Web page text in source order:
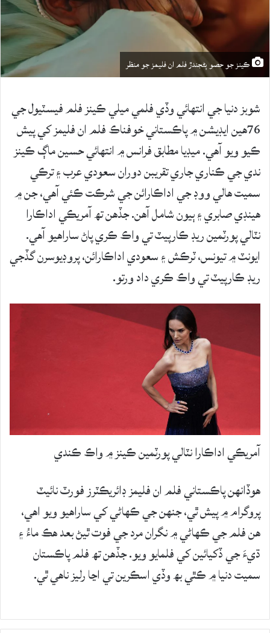
ڪينز جو حصو ٻڻجندڙ فلم ان فليمز جو منظر
شوبز دنيا جي انتهائي وڏي فلمي ميلي ڪينز فلم فيسٽيول جي
76هين ايڊيشن ۾ پاڪستاني خوفناڪ فلم ان فليمز کي پيش
ڪيو ويو آهي. ميڊيا مطابق فرانس ۾ انتهائي حسين ماڳ ڪينز
ندي جي ڪناري جاري تقريبن دوران سعودي عرب ۽ ترڪي
سميت هالي ووڊ جي اداڪارائن جي شرڪت ڪئي آهي، جن ۾
هينڊي صابري ۽ ٻيون شامل آهن. جڏهن تھ آمريڪي اداڪارا
نٽالي پورٽمين ريڊ ڪارپيٽ تي واڪ ڪري پاڻ ساراهيو آهي.
ايونٽ ۾ تيونس، ٽرڪش ۽ سعودي اداڪارائن، پروڊيوسرن گڏجي
ريڊ ڪارپيٽ تي واڪ ڪري داد ورتو.
آمريڪي اداڪارا نٽالي پورٽمين ڪينز ۾ واڪ ڪندي
هوڏانهن پاڪستاني فلم ان فليمز ڊائريڪٽرز فورٽ نائيٽ
پروگرام ۾ پيش ٿي، جنهن جي ڪهاڻي کي ساراهيو ويو اهي،
هن فلم جي ڪهاڻي ۾ نگران مرد جي فوت ٿيڻ بعد هڪ ماءُ ۽
ڌيءَ جي ڏکيائين کي فلمايو ويو. جڏهن تھ فلم پاڪستان
سميت دنيا ۾ ڪٿي بھ وڏي اسڪرين تي اڃا رليز ناهي ٿي.